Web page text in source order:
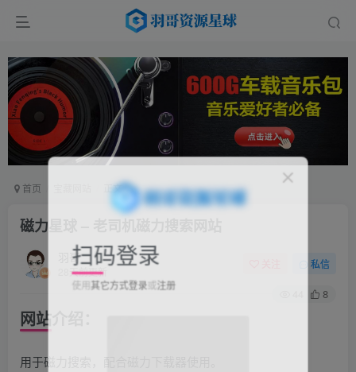
首页 正文
磁力星球 – 老司机磁力搜索网站
羽哥
28天前更新
私信
8
网站介绍：
用于磁力搜索，配合磁力下载器使用。
扫码登录
使用其它方式登录或注册